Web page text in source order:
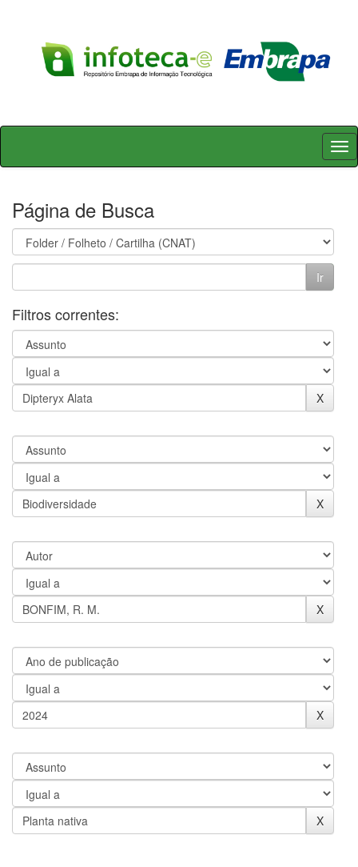
Skip
Página de Busca
Filtros correntes: